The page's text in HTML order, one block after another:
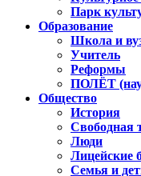
Парк
Образование
Школа и
Учитель
Реформы
ПОЛЁТ
Общество
История
Свободная
Люди
Лицейские
Семья и